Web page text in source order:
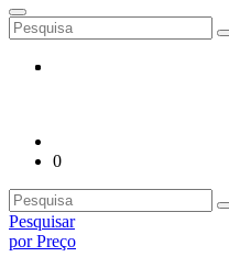
0
Pesquisar
por Preço